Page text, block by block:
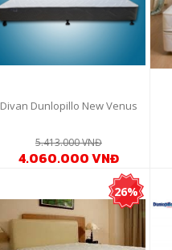
Divan Dunlopillo New Venus
5.413.000 VNĐ
4.060.000 VNĐ
26%